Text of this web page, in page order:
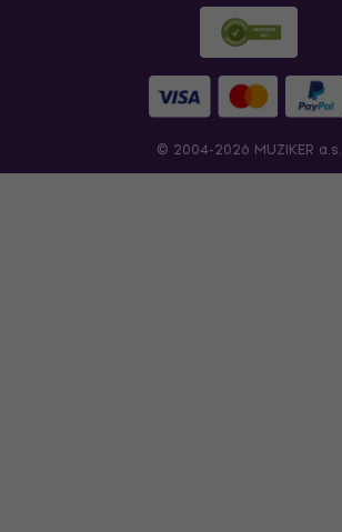
© 2004-2026 MUZIKER a.s.